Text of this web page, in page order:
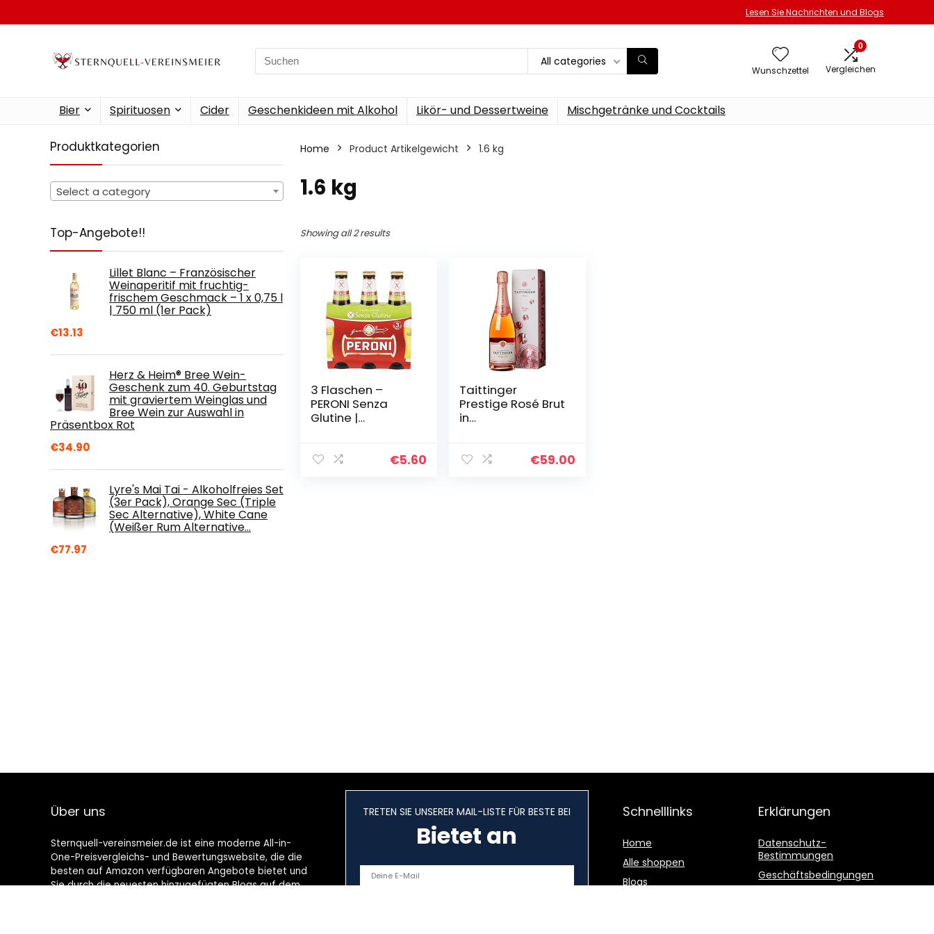
Lesen Sie Nachrichten und Blogs
Search
for:
All categories
Wunschzettel
0
Vergleichen
Bier Spirituosen Cider Geschenkideen mit Alkohol Likör- und Dessertweine Mischgetränke und Cocktails
Produktkategorien
Select a category
Top-Angebote!!
Lillet Blanc – Französischer
Weinaperitif mit fruchtig-
frischem Geschmack – 1 x 0,75 l
| 750 ml (1er Pack)
€13.13
Herz & Heim® Bree Wein-
Geschenk zum 40. Geburtstag
mit graviertem Weinglas und
Bree Wein zur Auswahl in
Präsentbox Rot
€34.90
Lyre's Mai Tai - Alkoholfreies Set
(3er Pack), Orange Sec (Triple
Sec Alternative), White Cane
(Weißer Rum Alternative…
€77.97
Home Product Artikelgewicht ‎1.6 kg
‎1.6 kg
Showing all 2 results
3 Flaschen –
PERONI Senza
Glutine |
Liter; 4,7% Vol. |€5.60
Taittinger
Prestige Rosé Brut
in
Champagner,
€59.00
Über uns
Sternquell-vereinsmeier.de ist eine moderne All-in-
One-Preisvergleichs- und Bewertungswebsite, die die
besten auf Amazon verfügbaren Angebote bietet und
Sie durch die neuesten hinzugefügten Blogs auf dem
TRETEN SIE UNSERER MAIL-LISTE FÜR BESTE BEI
Bietet an
Schnelllinks
Home
Alle shoppen
Blogs
Erklärungen
Datenschutz-
Bestimmungen
Geschäftsbedingungen